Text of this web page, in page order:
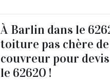
À Barlin dans le
toiture pas chère
couvreur pour
le 62620 !